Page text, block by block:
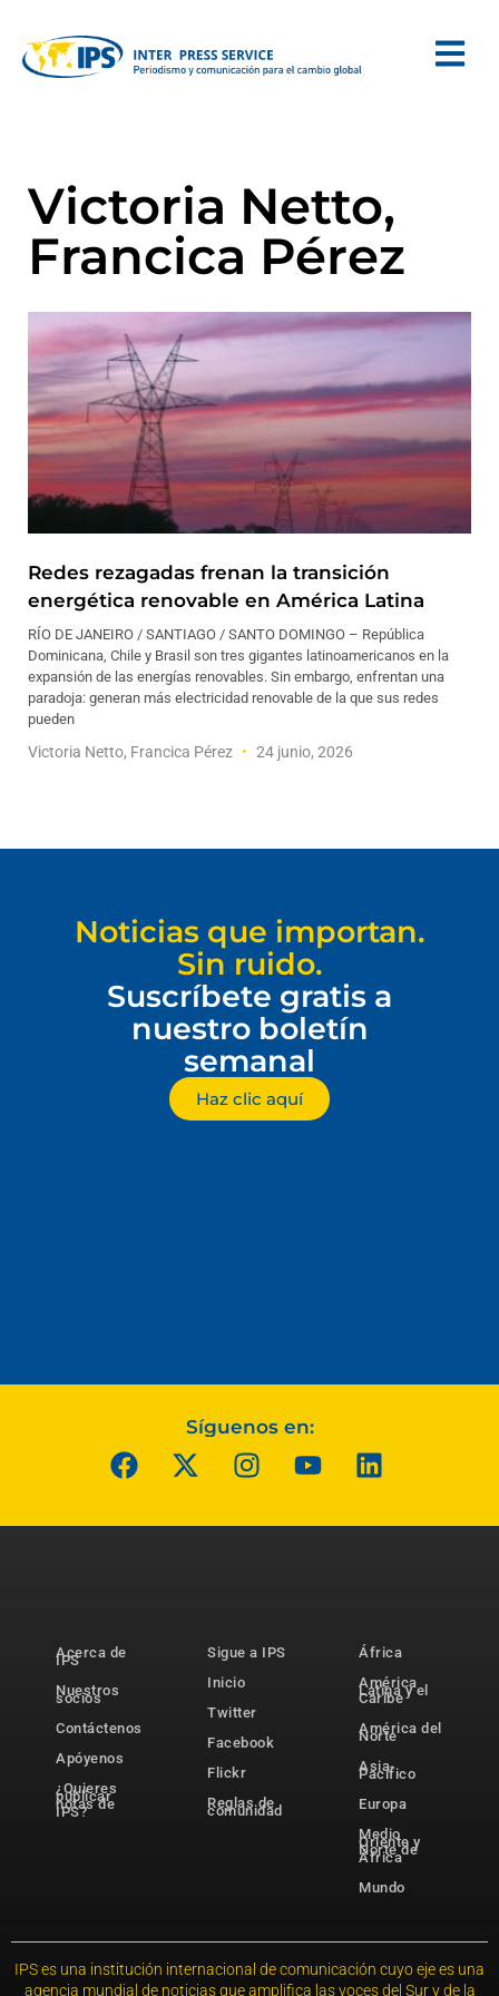
Victoria Netto,
Francica Pérez
Redes rezagadas frenan la transición
energética renovable en América Latina
RÍO DE JANEIRO / SANTIAGO / SANTO DOMINGO – República
Dominicana, Chile y Brasil son tres gigantes latinoamericanos en la
expansión de las energías renovables. Sin embargo, enfrentan una
paradoja: generan más electricidad renovable de la que sus redes
pueden
Victoria Netto, Francica Pérez 24 junio, 2026
Noticias que importan.
Sin ruido.
Suscríbete gratis a
nuestro boletín
semanal
Haz clic aquí
Síguenos en:
Acerca de
IPS
Nuestros
socios
Contáctenos
Apóyenos
¿Quieres
publicar
notas de
IPS?
Sigue a IPS
Inicio
Twitter
Facebook
Flickr
Reglas de
comunidad
África
América
Latina y el
Caribe
América del
Norte
Asia-
Pacífico
Europa
Medio
Oriente y
Norte de
África
Mundo
IPS es una institución internacional de comunicación cuyo eje es una
agencia mundial de noticias que amplifica las voces del Sur y de la